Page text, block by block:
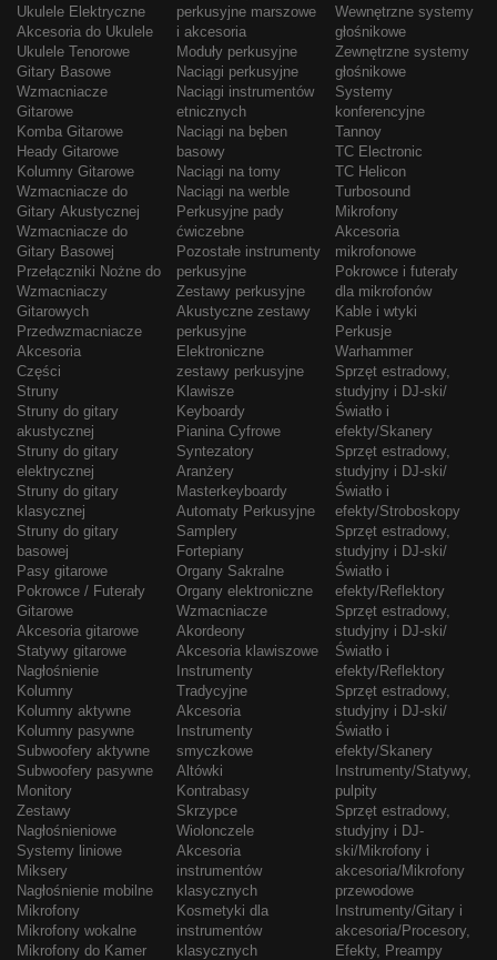
Ukulele Elektryczne
Akcesoria do Ukulele
Ukulele Tenorowe
Gitary Basowe
Wzmacniacze
Gitarowe
Komba Gitarowe
Heady Gitarowe
Kolumny Gitarowe
Wzmacniacze do
Gitary Akustycznej
Wzmacniacze do
Gitary Basowej
Przełączniki Nożne do
Wzmacniaczy
Gitarowych
Przedwzmacniacze
Akcesoria
Części
Struny
Struny do gitary
akustycznej
Struny do gitary
elektrycznej
Struny do gitary
klasycznej
Struny do gitary
basowej
Pasy gitarowe
Pokrowce / Futerały
Gitarowe
Akcesoria gitarowe
Statywy gitarowe
Nagłośnienie
Kolumny
Kolumny aktywne
Kolumny pasywne
Subwoofery aktywne
Subwoofery pasywne
Monitory
Zestawy
Nagłośnieniowe
Systemy liniowe
Miksery
Nagłośnienie mobilne
Mikrofony
Mikrofony wokalne
Mikrofony do Kamer
perkusyjne marszowe
i akcesoria
Moduły perkusyjne
Naciągi perkusyjne
Naciągi instrumentów
etnicznych
Naciągi na bęben
basowy
Naciągi na tomy
Naciągi na werble
Perkusyjne pady
ćwiczebne
Pozostałe instrumenty
perkusyjne
Zestawy perkusyjne
Akustyczne zestawy
perkusyjne
Elektroniczne
zestawy perkusyjne
Klawisze
Keyboardy
Pianina Cyfrowe
Syntezatory
Aranżery
Masterkeyboardy
Automaty Perkusyjne
Samplery
Fortepiany
Organy Sakralne
Organy elektroniczne
Wzmacniacze
Akordeony
Akcesoria klawiszowe
Instrumenty
Tradycyjne
Akcesoria
Instrumenty
smyczkowe
Altówki
Kontrabasy
Skrzypce
Wiolonczele
Akcesoria
instrumentów
klasycznych
Kosmetyki dla
instrumentów
klasycznych
Wewnętrzne systemy
głośnikowe
Zewnętrzne systemy
głośnikowe
Systemy
konferencyjne
Tannoy
TC Electronic
TC Helicon
Turbosound
Mikrofony
Akcesoria
mikrofonowe
Pokrowce i futerały
dla mikrofonów
Kable i wtyki
Perkusje
Warhammer
Sprzęt estradowy,
studyjny i DJ-ski/
Światło i
efekty/Skanery
Sprzęt estradowy,
studyjny i DJ-ski/
Światło i
efekty/Stroboskopy
Sprzęt estradowy,
studyjny i DJ-ski/
Światło i
efekty/Reflektory
Sprzęt estradowy,
studyjny i DJ-ski/
Światło i
efekty/Reflektory
Sprzęt estradowy,
studyjny i DJ-ski/
Światło i
efekty/Skanery
Instrumenty/Statywy,
pulpity
Sprzęt estradowy,
studyjny i DJ-
ski/Mikrofony i
akcesoria/Mikrofony
przewodowe
Instrumenty/Gitary i
akcesoria/Procesory,
Efekty, Preampy